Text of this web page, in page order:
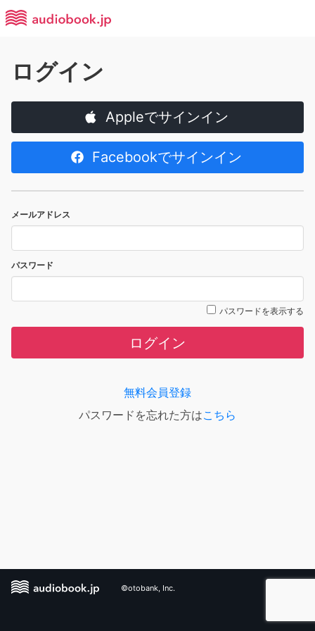
ログイン
Appleでサインイン
Facebookでサインイン
メールアドレス
パスワード
パスワードを表示する
ログイン
無料会員登録
パスワードを忘れた方はこちら
©otobank, Inc.